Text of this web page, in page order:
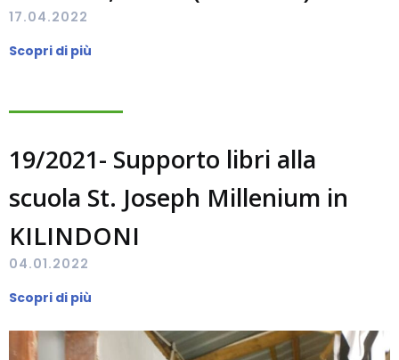
17.04.2022
Scopri di più
19/2021- Supporto libri alla
scuola St. Joseph Millenium in
KILINDONI
04.01.2022
Scopri di più